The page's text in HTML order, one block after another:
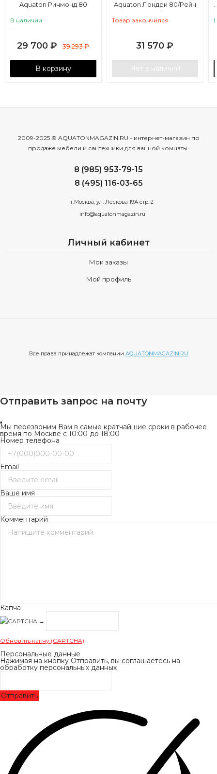
Aquaton Ричмонд 80
В наличии
29 700 ₽ 39 293₽
В корзину
Aquaton Лондри 80/Рейн
Товар закончился
31 570 ₽
Нет в наличии
2009-2025 © AQUATONMAGAZIN.RU - интернет-магазин по
продаже мебели и сантехники для ванной комнаты.
8 (985) 953-79-15
8 (495) 116-03-65
г.Москва, ул. Лескова 19А стр. 2
info@aquatonmagazin.ru
Личный кабинет
Мои заказы
Мой профиль
Все права принадлежат компании AQUATONMAGAZIN.RU
Отправить запрос на почту
Мы перезвоним Вам в самые кратчайшие сроки в рабочее
время по Москве с 10:00 до 18:00
Номер телефона
Email
Ваше имя
Комментарий
Капча
→
Обновить капчу (CAPTCHA)
Персональные данные
Нажимая на кнопку Отправить, вы соглашаетесь на
обработку персональных данных
Отправить